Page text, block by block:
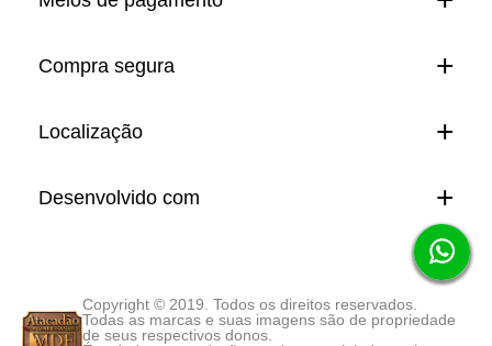
Compra segura
Localização
Desenvolvido com
Copyright © 2019. Todos os direitos reservados.
Todas as marcas e suas imagens são de propriedade
de seus respectivos donos.